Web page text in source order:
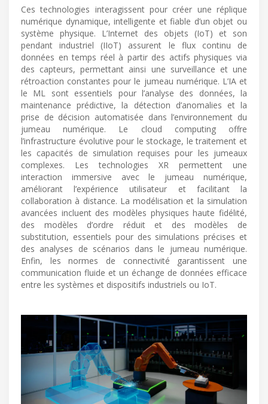
Ces technologies interagissent pour créer une réplique
numérique dynamique, intelligente et fiable d’un objet ou
système physique. L’Internet des objets (IoT) et son
pendant industriel (IIoT) assurent le flux continu de
données en temps réel à partir des actifs physiques via
des capteurs, permettant ainsi une surveillance et une
rétroaction constantes pour le jumeau numérique. L’IA et
le ML sont essentiels pour l’analyse des données, la
maintenance prédictive, la détection d’anomalies et la
prise de décision automatisée dans l’environnement du
jumeau numérique. Le cloud computing offre
l’infrastructure évolutive pour le stockage, le traitement et
les capacités de simulation requises pour les jumeaux
complexes. Les technologies XR permettent une
interaction immersive avec le jumeau numérique,
améliorant l’expérience utilisateur et facilitant la
collaboration à distance. La modélisation et la simulation
avancées incluent des modèles physiques haute fidélité,
des modèles d’ordre réduit et des modèles de
substitution, essentiels pour des simulations précises et
des analyses de scénarios dans le jumeau numérique.
Enfin, les normes de connectivité garantissent une
communication fluide et un échange de données efficace
entre les systèmes et dispositifs industriels ou IoT.